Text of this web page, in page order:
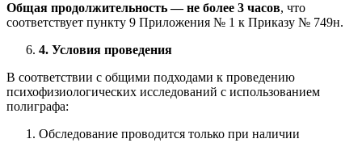
Общая продолжительность — не более 3 часов, что
соответствует пункту 9 Приложения № 1 к Приказу № 749н.
4. Условия проведения
В соответствии с общими подходами к проведению
психофизиологических исследований с использованием
полиграфа:
Обследование проводится только при наличии